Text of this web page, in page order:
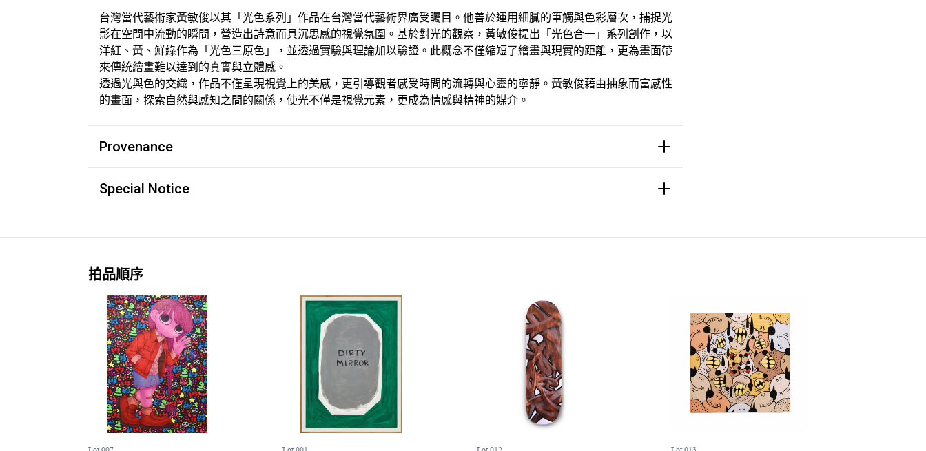
台灣當代藝術家黃敏俊以其「光色系列」作品在台灣當代藝術界廣受矚目。他善於運用細膩的筆觸與色彩層次，捕捉光
影在空間中流動的瞬間，營造出詩意而具沉思感的視覺氛圍。基於對光的觀察，黃敏俊提出「光色合一」系列創作，以
洋紅、黃、鮮綠作為「光色三原色」，並透過實驗與理論加以驗證。此概念不僅縮短了繪畫與現實的距離，更為畫面帶
來傳統繪畫難以達到的真實與立體感。
透過光與色的交織，作品不僅呈現視覺上的美感，更引導觀者感受時間的流轉與心靈的寧靜。黃敏俊藉由抽象而富感性
的畫面，探索自然與感知之間的關係，使光不僅是視覺元素，更成為情感與精神的媒介。
Provenance
Special Notice
拍品順序